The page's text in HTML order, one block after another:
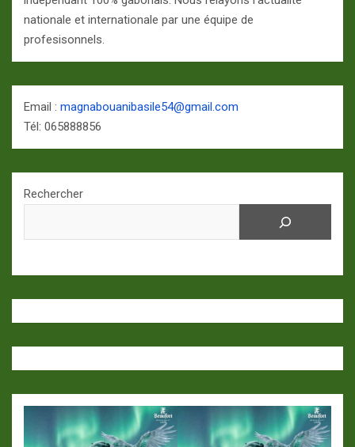
nationale et internationale par une équipe de
profesisonnels.
Email : magnabouanibasile54@gmail.com
Tél: 065888856
Rechercher